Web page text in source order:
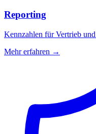
Reporting
Kennzahlen für Vertrieb
Mehr erfahren →